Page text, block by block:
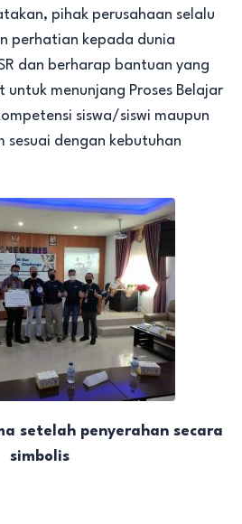
pihak perusahaan selalu
perhatian kepada dunia
dan berharap bantuan yang
menunjang Proses Belajar
siswa/siswi maupun
sesuai dengan kebutuhan
setelah penyerahan secara
simbolis